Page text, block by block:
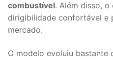
combustível. Além disso,
dirigibilidade confortável e
mercado.
O modelo evoluiu bastante